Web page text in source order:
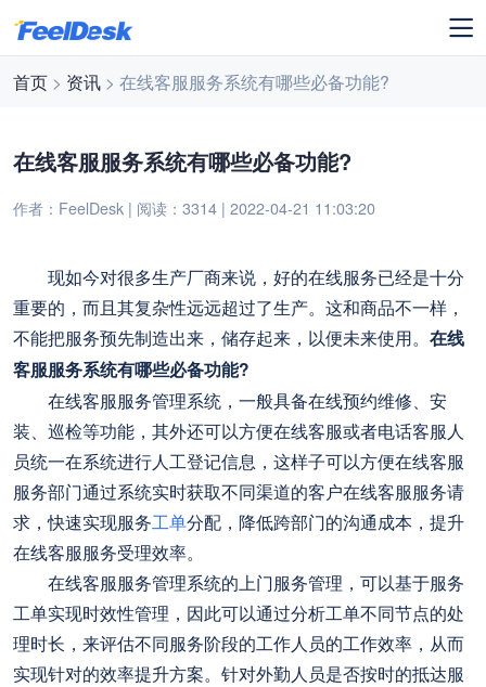
首页 > 资讯 > 在线客服服务系统有哪些必备功能?
在线客服服务系统有哪些必备功能?
作者：FeelDesk | 阅读：3314 | 2022-04-21 11:03:20
现如今对很多生产厂商来说，好的在线服务已经是十分
重要的，而且其复杂性远远超过了生产。这和商品不一样，
不能把服务预先制造出来，储存起来，以便未来使用。在线
客服服务系统有哪些必备功能?
在线客服服务管理系统，一般具备在线预约维修、安
装、巡检等功能，其外还可以方便在线客服或者电话客服人
员统一在系统进行人工登记信息，这样子可以方便在线客服
服务部门通过系统实时获取不同渠道的客户在线客服服务请
求，快速实现服务工单分配，降低跨部门的沟通成本，提升
在线客服服务受理效率。
在线客服服务管理系统的上门服务管理，可以基于服务
工单实现时效性管理，因此可以通过分析工单不同节点的处
理时长，来评估不同服务阶段的工作人员的工作效率，从而
实现针对的效率提升方案。针对外勤人员是否按时的抵达服